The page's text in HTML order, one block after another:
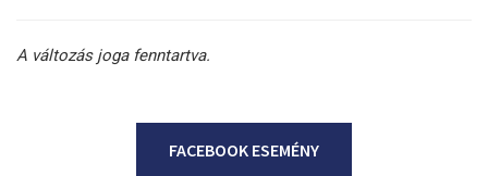
A változás joga fenntartva.
FACEBOOK ESEMÉNY